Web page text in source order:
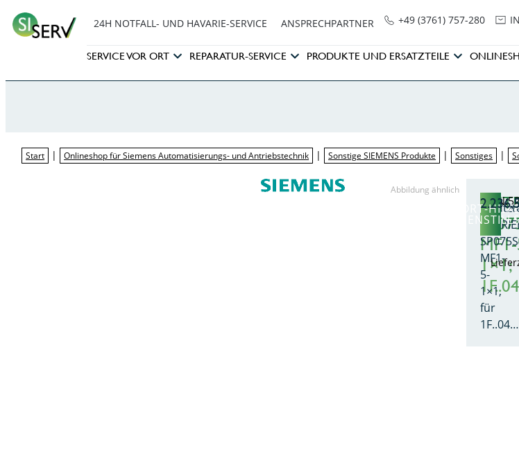
24H NOTFALL- UND HAVARIE-SERVICE ANSPRECHPARTNER +49 (3761) 757-280 NI
SERVICE VOR ORT REPARATUR-SERVICE PRODUKTE UND ERSATZTEILE
Start | Onlineshop für Siemens Automatisierungs- und Antriebstechnik | Sonstige SIEMENS Produkte | Sonstiges |
Abbildung ähnlich
1×1;
MF1-
5-
1×1,
für
1F..04…
SOFORT-